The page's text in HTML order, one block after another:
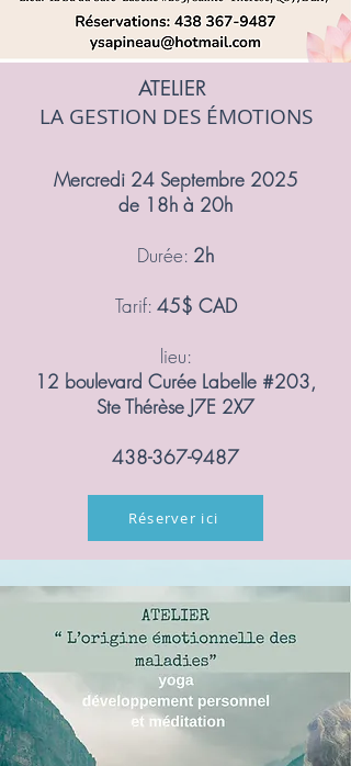
ATELIER
LA GESTION DES ÉMOTIONS
Mercredi 24 Septembre 2025
de 18h à 20h
Durée: 2h
​Tarif: 45$ CAD
lieu:​
12 boulevard Curée Labelle #203,
Ste Thérèse J7E 2X7
438-367-9487
Réserver ici